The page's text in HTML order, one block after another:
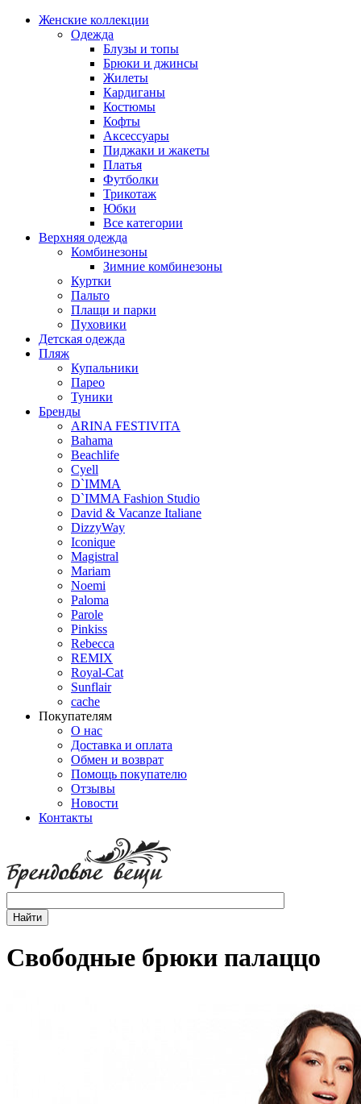
Женские коллекции
Одежда
Блузы и топы
Брюки и джинсы
Жилеты
Кардиганы
Костюмы
Кофты
Аксессуары
Пиджаки и жакеты
Платья
Футболки
Трикотаж
Юбки
Все категории
Верхняя одежда
Комбинезоны
Зимние комбинезоны
Куртки
Пальто
Плащи и парки
Пуховики
Детская одежда
Пляж
Купальники
Парео
Туники
Бренды
ARINA FESTIVITA
Bahama
Beachlife
Cyell
D`IMMA
D`IMMA Fashion Studio
David & Vacanze Italiane
DizzyWay
Iconique
Magistral
Mariam
Noemi
Paloma
Parole
Pinkiss
Rebecca
REMIX
Royal-Cat
Sunflair
cache
Покупателям
О нас
Доставка и оплата
Обмен и возврат
Помощь покупателю
Отзывы
Новости
Контакты
Свободные брюки палаццо